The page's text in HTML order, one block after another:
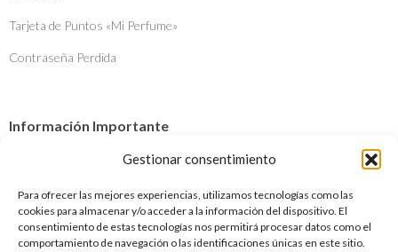
Gestionar consentimiento
Para ofrecer las mejores experiencias, utilizamos tecnologías como las
cookies para almacenar y/o acceder a la información del dispositivo. El
consentimiento de estas tecnologías nos permitirá procesar datos como el
comportamiento de navegación o las identificaciones únicas en este sitio.
Tarjeta de Puntos «Mi Perfume»
Contraseña Perdida
Información Importante
Envíos y Devoluciones
Métodos de Pago
¿Quiénes somos?